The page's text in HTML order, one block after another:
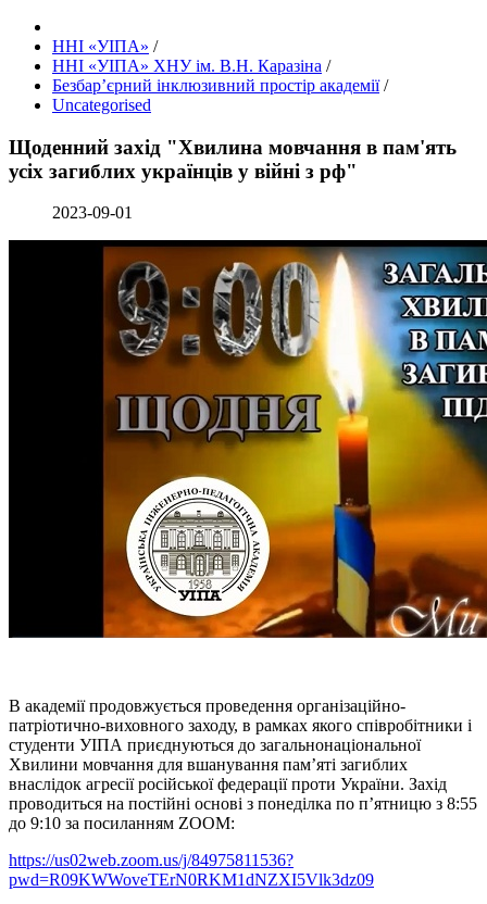
ННІ «УІПА» /
ННІ «УІПА» ХНУ ім. В.Н. Каразіна /
Безбар’єрний інклюзивний простір академії /
Uncategorised
Щоденний захід "Хвилина мовчання в пам'ять
усіх загиблих українців у війні з рф"
2023-09-01
В академії продовжується проведення організаційно-
патріотично-виховного заходу, в рамках якого співробітники і
студенти УІПА приєднуються до загальнонаціональної
Хвилини мовчання для вшанування пам’яті загиблих
внаслідок агресії російської федерації проти України. Захід
проводиться на постійні основі з понеділка по п’ятницю з 8:55
до 9:10 за посиланням ZOOM:
https://us02web.zoom.us/j/84975811536?
pwd=R09KWWoveTErN0RKM1dNZXI5Vlk3dz09